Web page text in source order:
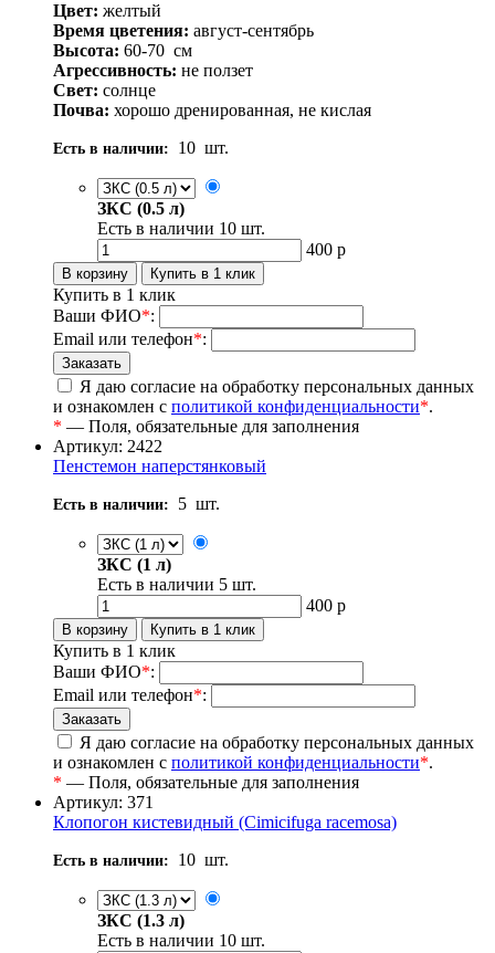
Цвет: желтый
Время цветения: август-сентябрь
Высота: 60-70 см
Агрессивность: не ползет
Свет: солнце
Почва: хорошо дренированная, не кислая
Есть в наличии: 10 шт.
ЗКС (0.5 л)
Есть в наличии 10 шт.
400 р
Купить в 1 клик
Ваши ФИО*:
Email или телефон*:
Я даю согласие на обработку персональных данных
и ознакомлен с политикой конфиденциальности*.
* — Поля, обязательные для заполнения
Артикул: 2422
Пенстемон наперстянковый
Есть в наличии: 5 шт.
ЗКС (1 л)
Есть в наличии 5 шт.
400 р
Купить в 1 клик
Ваши ФИО*:
Email или телефон*:
Я даю согласие на обработку персональных данных
и ознакомлен с политикой конфиденциальности*.
* — Поля, обязательные для заполнения
Артикул: 371
Клопогон кистевидный (Cimicifuga racemosa)
Есть в наличии: 10 шт.
ЗКС (1.3 л)
Есть в наличии 10 шт.